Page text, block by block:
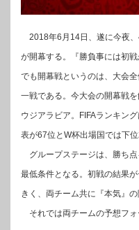
2018年6月14日、遂に今夜、
が開幕する。『勝負事には初
でも開幕戦というのは、大会
一戦である。今大会の開幕戦
ウジアラビア。FIFAランキン
表が67位とW杯出場国では下
グループステージは、勝ち
最低条件となる。初戦の結果
きく、両チーム共に『本気』
それでは両チームの予想フォ